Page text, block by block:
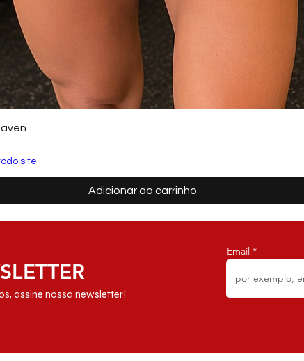
site
Adicionar ao carrinho
assine nossa newsletter!
Email